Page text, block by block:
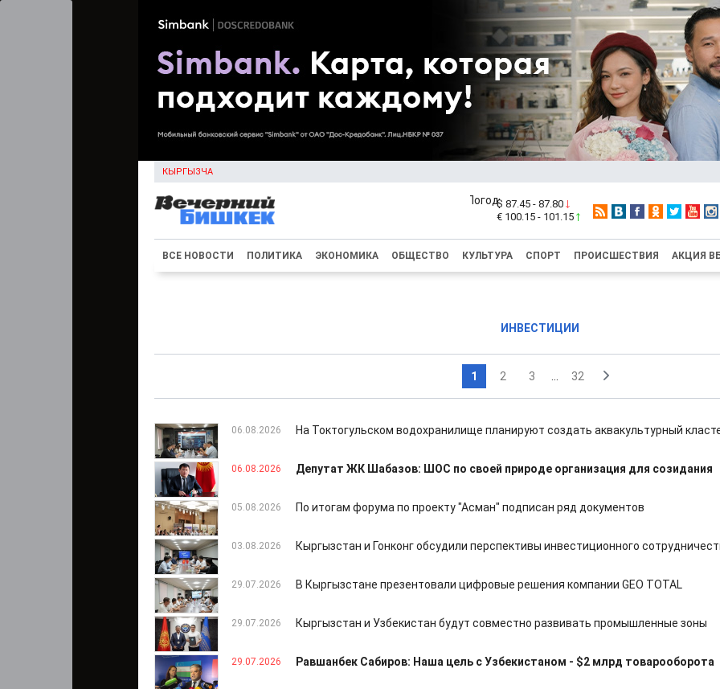
КЫРГЫЗЧА
$ 87.45 - 87.80
€ 100.15 - 101.15
ВСЕ НОВОСТИ ПОЛИТИКА ЭКОНОМИКА ОБЩЕСТВО КУЛЬТУРА СПОРТ ПРОИСШЕСТВИЯ АКЦИЯ
ИНВЕСТИЦИИ
1 2 3 32
06.08.2026 На Токтогульском водохранилище планируют создать аквакультурный
06.08.2026 Депутат ЖК Шабазов: ШОС по своей природе организация для созидания
05.08.2026 По итогам форума по проекту "Асман" подписан ряд документов
03.08.2026 Кыргызстан и Гонконг обсудили перспективы инвестиционного
29.07.2026 В Кыргызстане презентовали цифровые решения компании GEO TOTAL
29.07.2026 Кыргызстан и Узбекистан будут совместно развивать промышленные зоны
29.07.2026 Равшанбек Сабиров: Наша цель с Узбекистаном - $2 млрд товарооборота